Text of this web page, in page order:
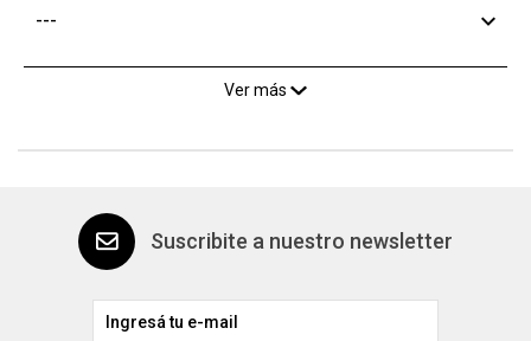
---
Ver más
Suscribite a nuestro newsletter